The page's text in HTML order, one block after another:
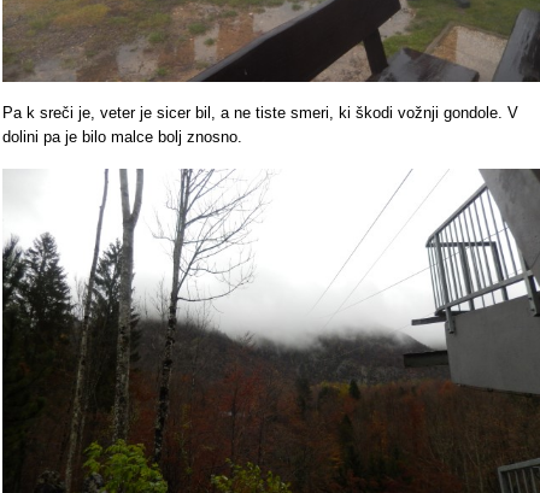
Pa k sreči je, veter je sicer bil, a ne tiste smeri, ki škodi vožnji gondole. V
dolini pa je bilo malce bolj znosno.